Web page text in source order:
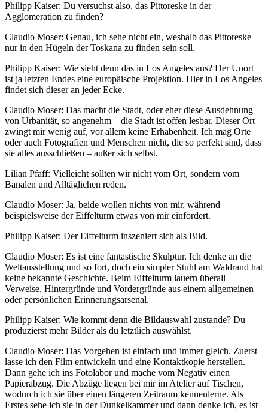
Philipp Kaiser: Du versuchst also, das Pittoreske in der
Agglomeration zu finden?
Claudio Moser: Genau, ich sehe nicht ein, weshalb das Pittoreske
nur in den Hügeln der Toskana zu finden sein soll.
Philipp Kaiser: Wie sieht denn das in Los Angeles aus? Der Unort
ist ja letzten Endes eine europäische Projektion. Hier in Los Angeles
findet sich dieser an jeder Ecke.
Claudio Moser: Das macht die Stadt, oder eher diese Ausdehnung
von Urbanität, so angenehm – die Stadt ist offen lesbar. Dieser Ort
zwingt mir wenig auf, vor allem keine Erhabenheit. Ich mag Orte
oder auch Fotografien und Menschen nicht, die so perfekt sind, dass
sie alles ausschließen – außer sich selbst.
Lilian Pfaff: Vielleicht sollten wir nicht vom Ort, sondern vom
Banalen und Alltäglichen reden.
Claudio Moser: Ja, beide wollen nichts von mir, während
beispielsweise der Eiffelturm etwas von mir einfordert.
Philipp Kaiser: Der Eiffelturm inszeniert sich als Bild.
Claudio Moser: Es ist eine fantastische Skulptur. Ich denke an die
Weltausstellung und so fort, doch ein simpler Stuhl am Waldrand hat
keine bekannte Geschichte. Beim Eiffelturm lauern überall
Verweise, Hintergründe und Vordergründe aus einem allgemeinen
oder persönlichen Erinnerungsarsenal.
Philipp Kaiser: Wie kommt denn die Bildauswahl zustande? Du
produzierst mehr Bilder als du letztlich auswählst.
Claudio Moser: Das Vorgehen ist einfach und immer gleich. Zuerst
lasse ich den Film entwickeln und eine Kontaktkopie herstellen.
Dann gehe ich ins Fotolabor und mache vom Negativ einen
Papierabzug. Die Abzüge liegen bei mir im Atelier auf Tischen,
wodurch ich sie über einen längeren Zeitraum kennenlerne. Als
Erstes sehe ich sie in der Dunkelkammer und dann denke ich, es ist